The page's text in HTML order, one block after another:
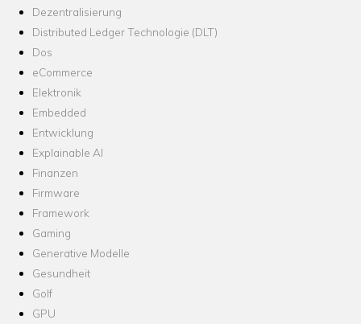
Dezentralisierung
Distributed Ledger Technologie (DLT)
Dos
eCommerce
Elektronik
Embedded
Entwicklung
Explainable AI
Finanzen
Firmware
Framework
Gaming
Generative Modelle
Gesundheit
Golf
GPU